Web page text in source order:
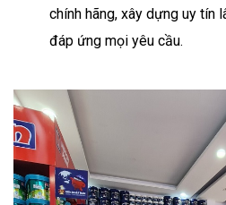
chính hãng, xây dựng uy tín
đáp ứng mọi yêu cầu.